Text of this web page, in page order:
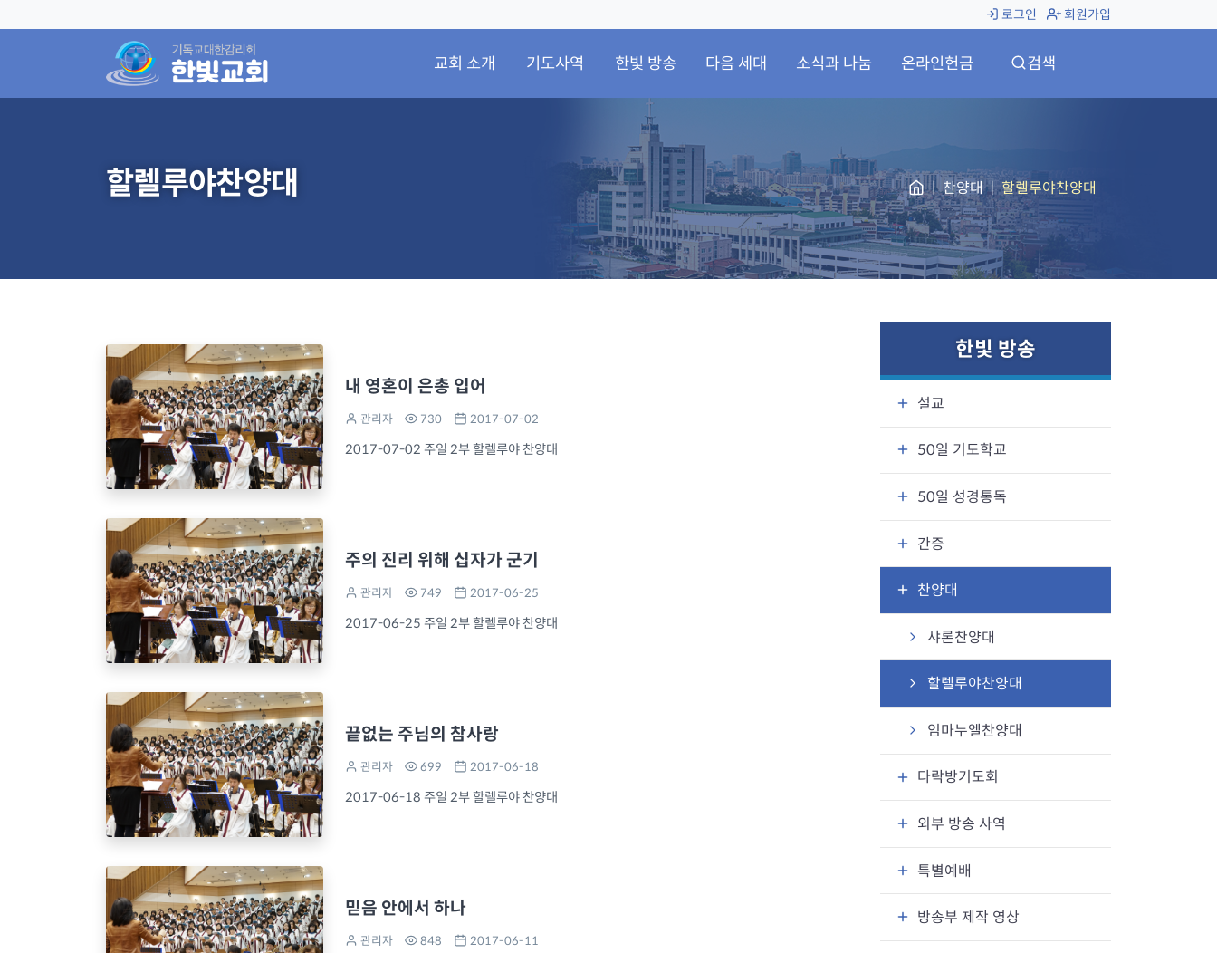
로그인 회원가입
교회 소개 기도사역 한빛 방송 다음 세대 소식과 나눔 온라인헌금 검색
할렐루야찬양대 찬양대 할렐루야찬양대
내 영혼이 은총 입어
관리자 730 2017-07-02
2017-07-02 주일 2부 할렐루야 찬양대
주의 진리 위해 십자가 군기
관리자 749 2017-06-25
2017-06-25 주일 2부 할렐루야 찬양대
끝없는 주님의 참사랑
관리자 699 2017-06-18
2017-06-18 주일 2부 할렐루야 찬양대
믿음 안에서 하나
관리자 848 2017-06-11
한빛 방송
설교
50일 기도학교
50일 성경통독
간증
찬양대
샤론찬양대
할렐루야찬양대
임마누엘찬양대
다락방기도회
외부 방송 사역
특별예배
방송부 제작 영상